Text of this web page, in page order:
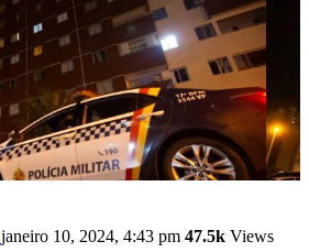
janeiro 10, 2024, 4:43 pm 47.5k Views